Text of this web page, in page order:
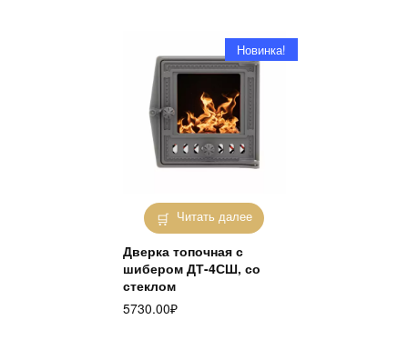
Читать далее
Новинка!
Дверка топочная с
шибером ДТ-4СШ, со
стеклом
5730.00₽